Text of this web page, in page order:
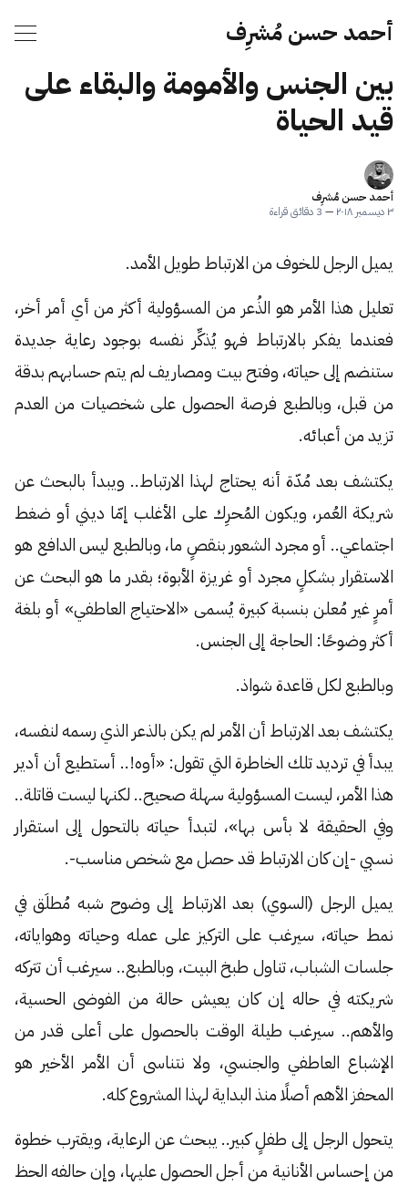
أحمد حسن مُشرِف
بين الجنس والأمومة والبقاء على
قيد الحياة
أحمد حسن مُشرِف
٣ ديسمبر ٢٠١٨
—3 دقائق قراءة
يميل الرجل للخوف من الارتباط طويل الأمد.
تعليل هذا الأمر هو الذُعر من المسؤولية أكثر من أي أمر أخر،
فعندما يفكر بالارتباط فهو يُذكِّر نفسه بوجود رعاية جديدة
ستنضم إلى حياته، وفتح بيت ومصاريف لم يتم حسابهم بدقة
من قبل، وبالطبع فرصة الحصول على شخصيات من العدم
تزيد من أعبائه.
يكتشف بعد مُدّة أنه يحتاج لهذا الارتباط.. ويبدأ بالبحث عن
شريكة العُمر، ويكون المُحرِك على الأغلب إمّا ديني أو ضغط
اجتماعي.. أو مجرد الشعور بنقصٍ ما، وبالطبع ليس الدافع هو
الاستقرار بشكلٍ مجرد أو غريزة الأبوة؛ بقدر ما هو البحث عن
أمرٍ غير مُعلن بنسبة كبيرة يُسمى «الاحتياج العاطفي» أو بلغة
أكثر وضوحًا: الحاجة إلى الجنس.
وبالطبع لكل قاعدة شواذ.
يكتشف بعد الارتباط أن الأمر لم يكن بالذعر الذي رسمه لنفسه،
يبدأ في ترديد تلك الخاطرة التي تقول: «أوه!.. أستطيع أن أدير
هذا الأمر، ليست المسؤولية سهلة صحيح.. لكنها ليست قاتلة..
وفي الحقيقة لا بأس بها»، لتبدأ حياته بالتحول إلى استقرار
نسبي -إن كان الارتباط قد حصل مع شخص مناسب-.
يميل الرجل (السوي) بعد الارتباط إلى وضوح شبه مُطلَق في
نمط حياته، سيرغب على التركيز على عمله وحياته وهواياته،
جلسات الشباب، تناول طبخ البيت، وبالطبع.. سيرغب أن تتركه
شريكته في حاله إن كان يعيش حالة من الفوضى الحسية،
والأهم.. سيرغب طيلة الوقت بالحصول على أعلى قدر من
الإشباع العاطفي والجنسي، ولا نتناسى أن الأمر الأخير هو
المحفز الأهم أصلًا منذ البداية لهذا المشروع كله.
يتحول الرجل إلى طفلٍ كبير.. يبحث عن الرعاية، ويقترب خطوة
من إحساس الأنانية من أجل الحصول عليها، وإن حالفه الحظ